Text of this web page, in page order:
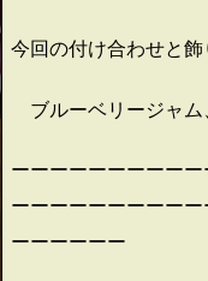
今回の付け合わせと飾
ブルーベリージャム
ーーーーーーーーー
ーーーーーーーーー
ーーーーーー